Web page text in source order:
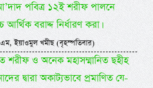
পবিত্র ১২ই শরীফ পালনে
বরাদ্দ নির্ধারণ করা।
ইয়াওমুল খমীছ (বৃহস্পতিবার)
শরীফ ও অনেক মহাসম্মানিত ছহীহ
দ্বারা অকাট্যভাবে প্রমাণিত যে-